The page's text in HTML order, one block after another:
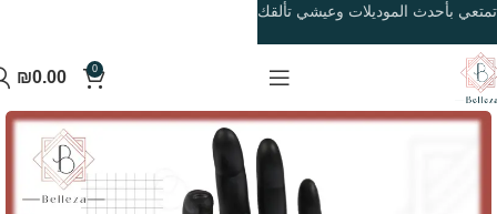
0
₪0.00
تمتعي بأحدث الموديلات وعيشي تألقك